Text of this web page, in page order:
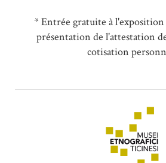
* Entrée gratuite à
présentation de l'attestation
cotisation